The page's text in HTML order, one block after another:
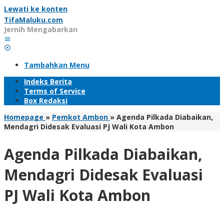
Lewati ke konten
TifaMaluku.com
Jernih Mengabarkan
Tambahkan Menu
Indeks Berita
Terms of Service
Box Redaksi
Homepage » Pemkot Ambon » Agenda Pilkada Diabaikan,
Mendagri Didesak Evaluasi PJ Wali Kota Ambon
Agenda Pilkada Diabaikan,
Mendagri Didesak Evaluasi
PJ Wali Kota Ambon